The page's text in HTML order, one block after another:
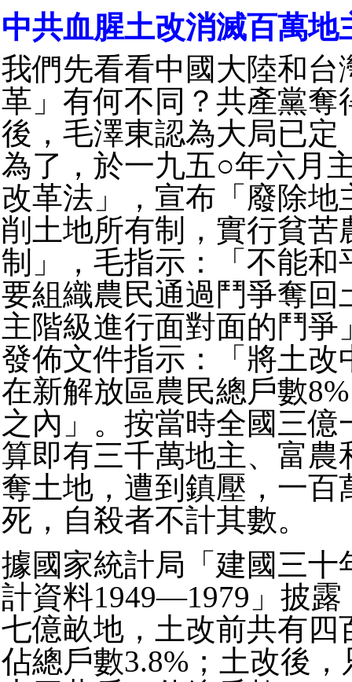
中共血腥土改消滅百萬
我們先看看中國大陸和台
革」有何不同？共產黨奪
後，毛澤東認為大局已定
為了，於一九五○年六月
改革法」，宣布「廢除地
削土地所有制，實行貧苦
制」，毛指示：「不能和
要組織農民通過鬥爭奪回
主階級進行面對面的鬥爭
發佈文件指示：「將土改
在新解放區農民總戶數
之內」。按當時全國三億
算即有三千萬地主、富農
奪土地，遭到鎮壓，一百
死，自殺者不計其數。
據國家統計局「建國三十
計資料1949—1979」披露
七億畝地，土改前共有四
佔總戶數3.8%；土改後